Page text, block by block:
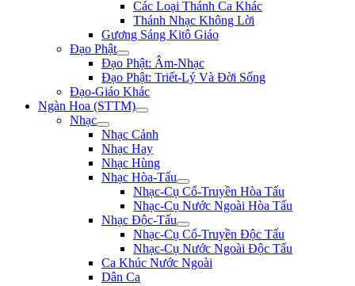
Các Loại Thánh Ca Khác
Thánh Nhạc Không Lời
Gương Sáng Kitô Giáo
Đạo Phật
Đạo Phật: Âm-Nhạc
Đạo Phật: Triết-Lý Và Đời Sống
Đạo-Giáo Khác
Ngàn Hoa (STTM)
Nhạc
Nhạc Cảnh
Nhạc Hay
Nhạc Hùng
Nhạc Hòa-Tấu
Nhạc-Cụ Cổ-Truyền Hòa Tấu
Nhạc-Cụ Nước Ngoài Hòa Tấu
Nhạc Độc-Tấu
Nhạc-Cụ Cổ-Truyền Độc Tấu
Nhạc-Cụ Nước Ngoài Độc Tấu
Ca Khúc Nước Ngoài
Dân Ca